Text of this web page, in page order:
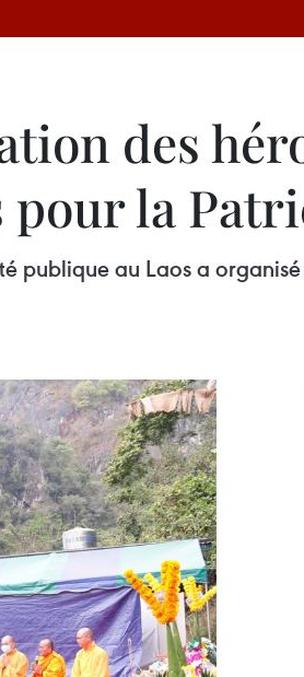
des
la
au Laos a organisé